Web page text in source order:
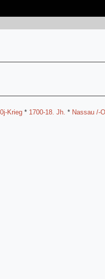
Krieg * 1700-18. Jh. * Nassau /-